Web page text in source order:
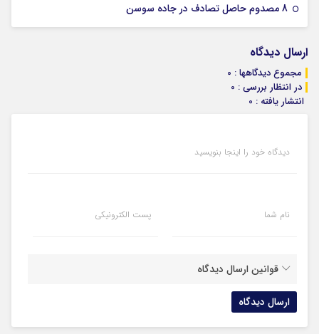
8 مصدوم حاصل تصادف در جاده سوسن
ارسال دیدگاه
مجموع دیدگاهها : 0
در انتظار بررسی : 0
انتشار یافته : 0
دیدگاه خود را اینجا بنویسید
نام شما پست الکترونیکی
قوانین ارسال دیدگاه